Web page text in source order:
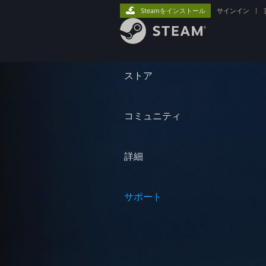
ストア
コミュニティ
詳細
サポート
Steamをインストール サインイン